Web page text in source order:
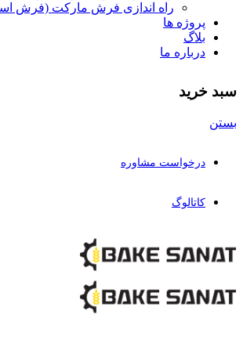
راه اندازی فرش مارکت (فرش
پروژه ها
بلاگ
درباره ما
سبد خرید
بستن
درخواست مشاوره
کاتالوگ